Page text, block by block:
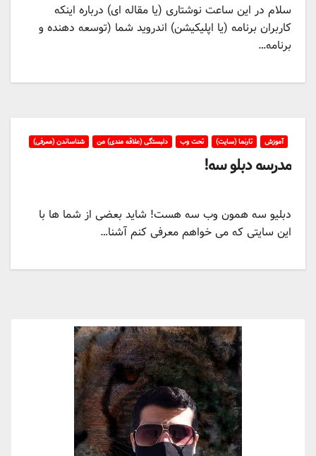
سلام در این ساعت نوشتاری (یا مقاله ای) درباره اینکه
کاربران برنامه (یا اپلیکیشن) اندروید شما (توسعه دهنده و
برنامه…
آموزش تارنما (سایت) تحت وب دلبستگی (علاقه مندی) من شناساندن (معرفی)
مدرسه دبلو سه!
دبلیو سه همون وب سه هست! شاید بعضی از شما ها با
این سایتی که می خواهم معرفی کنم آشنا…